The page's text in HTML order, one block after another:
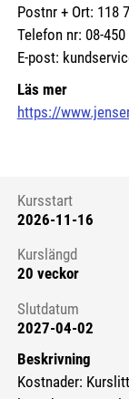
Postnr + Ort: 118
Telefon nr: 08-450
E-post:
Läs mer
https://
Kursstart
Kursstart
2026-11-16
Kurslängd
20 veckor
Slutdatum
2027-04-02
Beskrivning
Kostnader: